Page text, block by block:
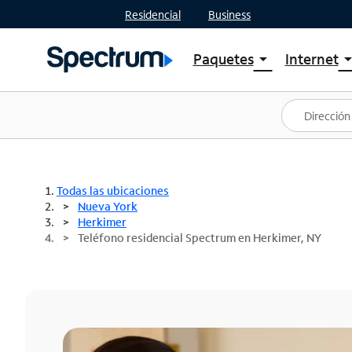
Residencial Business
Paquetesarrow_drop_down
Ver paquetes
Spectrum One
Mejores ofertas
Internetarrow_drop_down
Planes
Todas las ubicaciones
Nueva York
Herkimer
Teléfono residencial Spectrum en Herkimer, NY